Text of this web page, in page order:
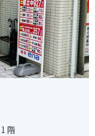
階